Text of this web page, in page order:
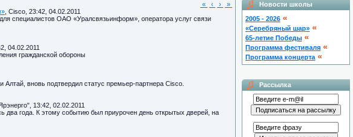
« ‹ ›
»
, Cisco, 23:42, 04.02.2011
специалистов ОАО «Уралсвязьинформ», оператора услуг связи
04.02.2011
гражданской обороны
вновь подтвердил статус премьер-партнера Cisco.
13:42, 02.02.2011
года. К этому событию был приурочен день открытых дверей, на
Новости школы
2005 - 2026 «
«Серебряный шар» «
65-летие Победы «
Программа фестиваля «
Программа концерта «
Рассылка